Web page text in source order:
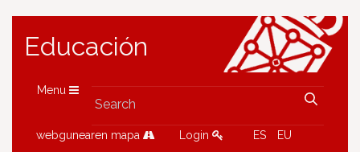
Educación
Menu
webgunearen mapa Login ES EU